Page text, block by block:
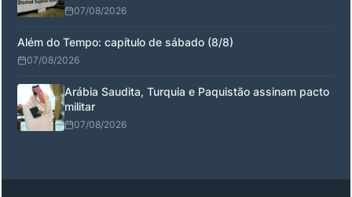
07/08/2026
Além do Tempo: capítulo de sábado (8/8)
07/08/2026
Arábia Saudita, Turquia e Paquistão assinam pacto
militar
07/08/2026